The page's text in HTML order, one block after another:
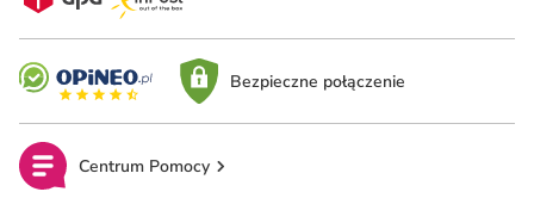
Bezpieczne połączenie
Centrum Pomocy